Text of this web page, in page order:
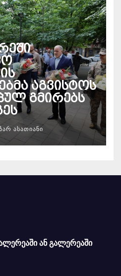
აგვისტოს
გმირებს
ᲐᲡᲐᲗᲘᲐᲜᲘ
ან გალერეაში